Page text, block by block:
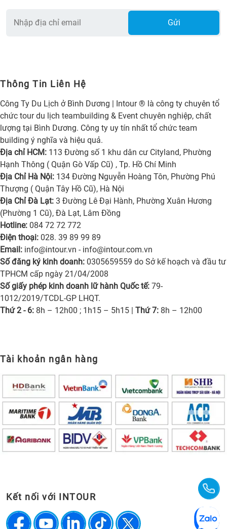
Gửi
Thông Tin Liên Hệ
Công Ty Du Lịch ở Bình Dương | Intour ® là công ty chuyên tổ
chức tour du lịch teambuilding & Event chuyên nghiệp, chất
lượng tại Bình Dương. Công ty uy tín nhất tổ chức team
building ý nghĩa và hiệu quả.
Địa chỉ HCM: 113 Đường số 1 khu dân cư Cityland, Phường
Hạnh Thông ( Quận Gò Vấp Cũ) , Tp. Hồ Chí Minh
Địa Chỉ Hà Nội: 134 Đường Nguyễn Hoàng Tôn, Phường Phú
Thượng ( Quận Tây Hồ Cũ), Hà Nội
Địa Chỉ Đà Lạt: 3 Đường Lê Đại Hành, Phường Xuân Hương
(Phường 1 Cũ), Đà Lạt, Lâm Đồng
Hotline: 084 72 72 772
Điện thoại: 028. 39 89 99 89
Email: info@intour.vn - info@intour.com.vn
Số đăng ký kinh doanh: 0305659559 do Sở kế hoạch và đầu tư
TPHCM cấp ngày 21/04/2008
Số giấy phép kinh doanh lữ hành Quốc tế: 79-
1012/2019/TCDL-GP LHQT.
Thứ 2 - 6: 8h – 12h00 ; 1h15 – 5h15 | Thứ 7: 8h – 12h00
Tài khoản ngân hàng
Kết nối với INTOUR